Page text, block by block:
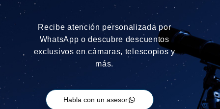
Recibe atención personalizada por
WhatsApp o descubre descuentos
exclusivos en cámaras, telescopios y
más.
Habla con un asesor